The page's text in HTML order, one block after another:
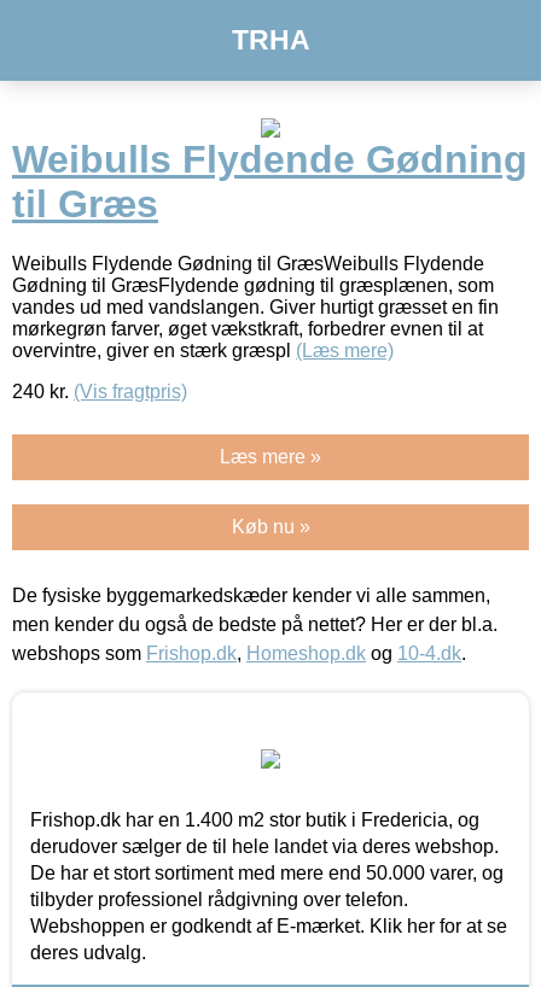
TRHA
Weibulls Flydende Gødning
til Græs
Weibulls Flydende Gødning til GræsWeibulls Flydende
Gødning til GræsFlydende gødning til græsplænen, som
vandes ud med vandslangen. Giver hurtigt græsset en fin
mørkegrøn farver, øget vækstkraft, forbedrer evnen til at
overvintre, giver en stærk græspl (Læs mere)
240 kr. (Vis fragtpris)
Læs mere »
Køb nu »
De fysiske byggemarkedskæder kender vi alle sammen,
men kender du også de bedste på nettet? Her er der bl.a.
webshops som Frishop.dk, Homeshop.dk og 10-4.dk.
Frishop.dk har en 1.400 m2 stor butik i Fredericia, og
derudover sælger de til hele landet via deres webshop.
De har et stort sortiment med mere end 50.000 varer, og
tilbyder professionel rådgivning over telefon.
Webshoppen er godkendt af E-mærket. Klik her for at se
deres udvalg.